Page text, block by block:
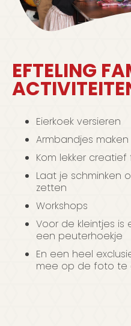
EFTELING
Eierkoek versieren
Armbandjes maken
Kom lekker
Laat je schminken
zetten
Workshops
Voor de kleintjes is
een peuterhoekje
En een heel
mee op de foto te